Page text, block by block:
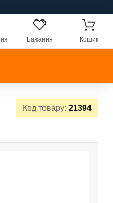
Бажання Кошик
Код товару: 21394